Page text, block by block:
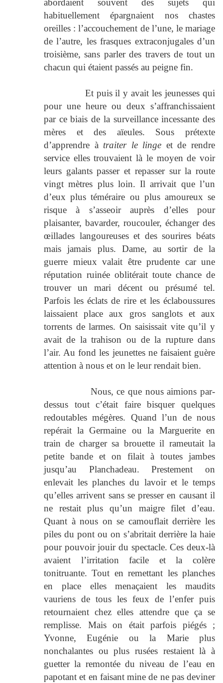
abordaient souvent des sujets qui
habituellement épargnaient nos chastes
oreilles : l’accouchement de l’une, le mariage
de l’autre, les frasques extraconjugales d’un
troisième, sans parler des travers de tout un
chacun qui étaient passés au peigne fin.
Et puis il y avait les jeunesses qui
pour une heure ou deux s’affranchissaient
par ce biais de la surveillance incessante des
mères et des aïeules. Sous prétexte
d’apprendre à traiter le linge et de rendre
service elles trouvaient là le moyen de voir
leurs galants passer et repasser sur la route
vingt mètres plus loin. Il arrivait que l’un
d’eux plus téméraire ou plus amoureux se
risque à s’asseoir auprès d’elles pour
plaisanter, bavarder, roucouler, échanger des
œillades langoureuses et des sourires béats
mais jamais plus. Dame, au sortir de la
guerre mieux valait être prudente car une
réputation ruinée oblitérait toute chance de
trouver un mari décent ou présumé tel.
Parfois les éclats de rire et les éclaboussures
laissaient place aux gros sanglots et aux
torrents de larmes. On saisissait vite qu’il y
avait de la trahison ou de la rupture dans
l’air. Au fond les jeunettes ne faisaient guère
attention à nous et on le leur rendait bien.
Nous, ce que nous aimions par-
dessus tout c’était faire bisquer quelques
redoutables mégères. Quand l’un de nous
repérait la Germaine ou la Marguerite en
train de charger sa brouette il rameutait la
petite bande et on filait à toutes jambes
jusqu’au Planchadeau. Prestement on
enlevait les planches du lavoir et le temps
qu’elles arrivent sans se presser en causant il
ne restait plus qu’un maigre filet d’eau.
Quant à nous on se camouflait derrière les
piles du pont ou on s’abritait derrière la haie
pour pouvoir jouir du spectacle. Ces deux-là
avaient l’irritation facile et la colère
tonitruante. Tout en remettant les planches
en place elles menaçaient les maudits
vauriens de tous les feux de l’enfer puis
retournaient chez elles attendre que ça se
remplisse. Mais on était parfois piégés ;
Yvonne, Eugénie ou la Marie plus
nonchalantes ou plus rusées restaient là à
guetter la remontée du niveau de l’eau en
papotant et en faisant mine de ne pas deviner